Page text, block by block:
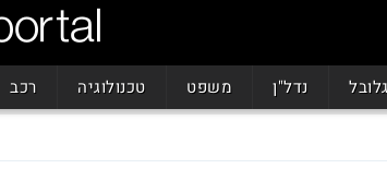
גלובל נדל"ן משפט טכנולוגיה רכב